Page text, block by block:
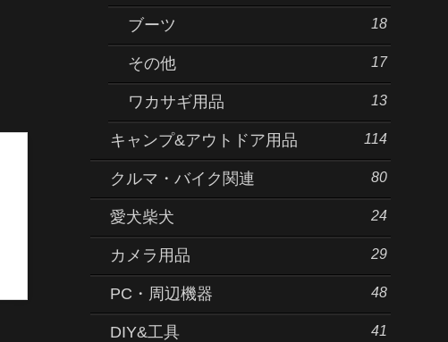
ブーツ 18
その他 17
ワカサギ用品 13
キャンプ&アウトドア用品 114
クルマ・バイク関連 80
愛犬柴犬 24
カメラ用品 29
PC・周辺機器 48
DIY&工具 41